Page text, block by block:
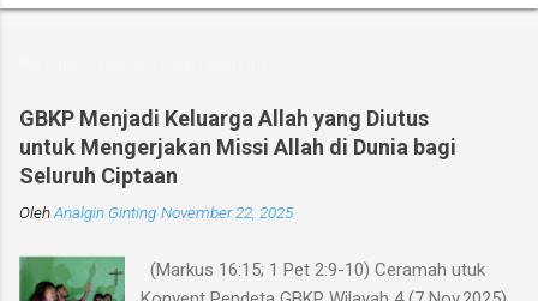
o
n
t
a
r
GBKP Menjadi Keluarga Allah yang Diutus
untuk Mengerjakan Missi Allah di Dunia bagi
Seluruh Ciptaan
OlehAnalgin Ginting November 22, 2025
(Markus 16:15; 1 Pet 2:9-10) Ceramah utuk